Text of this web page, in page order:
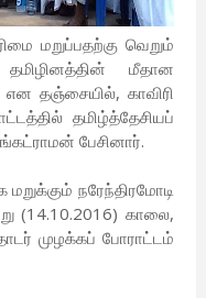
மறுப்பதற்கு வெறும்
மீதான
தஞ்சையில், காவிரி
தமிழ்த்தேசியப்
பேசினார்.
நரேந்திரமோடி
(14.10.2016) காலை,
முழக்கப் போராட்டம்